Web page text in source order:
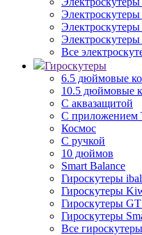
Электроскутеры
Электроскутеры
Все
Гироскутеры
6.5 дюймовые
10.5 дюймовые
С аквазащитой
С приложением
Космос
С ручкой
10 дюймов
Smart Balance
Гироскутеры
Гироскутеры
Гироскутеры
Гироскутеры
Все гироскутеры